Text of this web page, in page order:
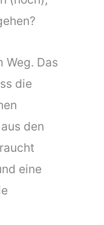
Weg. Das
die
den
eine